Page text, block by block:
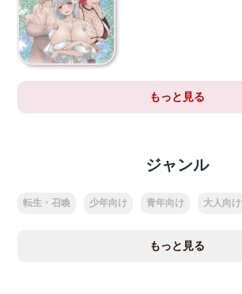
もっと見る
ジャンル
転生・召喚 少年向け 青年向け 大人向け
もっと見る